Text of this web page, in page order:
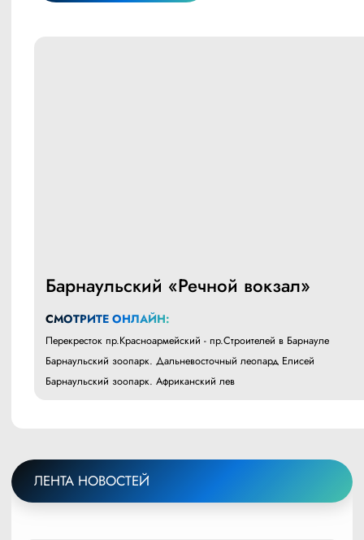
Барнаульский «Речной вокзал»
СМОТРИТЕ ОНЛАЙН:
Перекресток пр.Красноармейский - пр.Строителей в Барнауле
Барнаульский зоопарк. Дальневосточный леопард Елисей
Барнаульский зоопарк. Африканский лев
ЛЕНТА НОВОСТЕЙ